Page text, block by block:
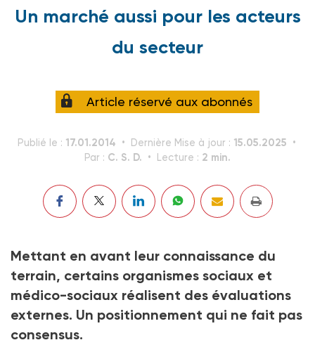
Un marché aussi pour les acteurs
du secteur
Article réservé aux abonnés
Publié le : 17.01.2014 Dernière Mise à jour : 15.05.2025
Par : C. S. D. Lecture : 2 min.
Mettant en avant leur connaissance du
terrain, certains organismes sociaux et
médico-sociaux réalisent des évaluations
externes. Un positionnement qui ne fait pas
consensus.